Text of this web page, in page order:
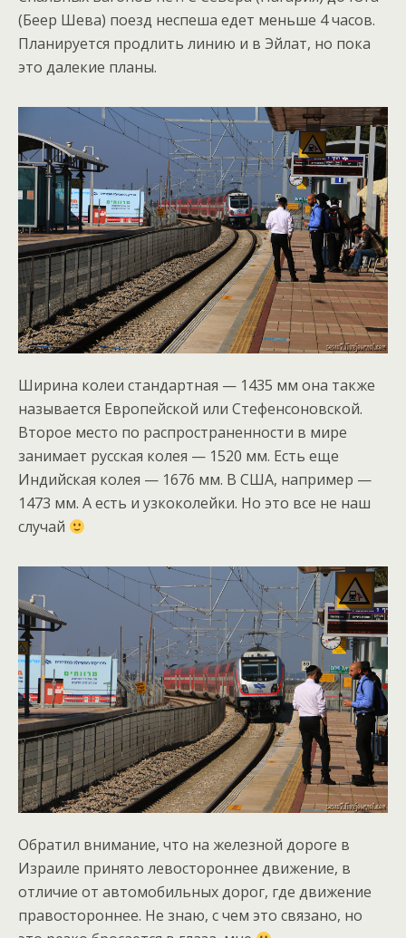
(Беер Шева) поезд неспеша едет меньше 4 часов.
Планируется продлить линию и в Эйлат, но пока
это далекие планы.
Ширина колеи стандартная — 1435 мм она также
называется Европейской или Стефенсоновской.
Второе место по распространенности в мире
занимает русская колея — 1520 мм. Есть еще
Индийская колея — 1676 мм. В США, например —
1473 мм. А есть и узкоколейки. Но это все не наш
случай
Обратил внимание, что на железной дороге в
Израиле принято левостороннее движение, в
отличие от автомобильных дорог, где движение
правостороннее. Не знаю, с чем это связано, но